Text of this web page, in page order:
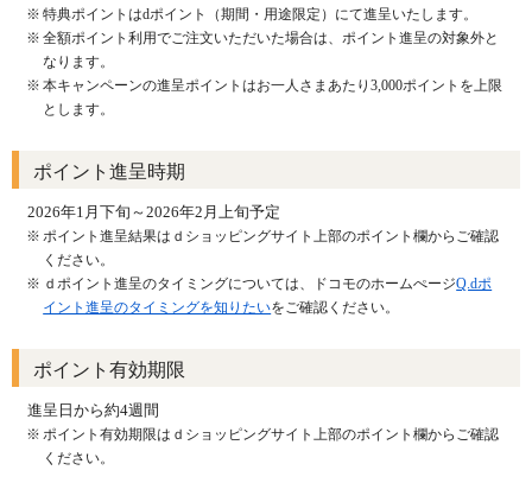
特典ポイントはdポイント（期間・用途限定）にて進呈いたします。
全額ポイント利用でご注文いただいた場合は、ポイント進呈の対象外と
なります。
本キャンペーンの進呈ポイントはお一人さまあたり3,000ポイントを上限
とします。
ポイント進呈時期
2026年1月下旬～2026年2月上旬予定
ポイント進呈結果はｄショッピングサイト上部のポイント欄からご確認
ください。
ｄポイント進呈のタイミングについては、ドコモのホームぺージQ.dポ
イント進呈のタイミングを知りたいをご確認ください。
ポイント有効期限
進呈日から約4週間
ポイント有効期限はｄショッピングサイト上部のポイント欄からご確認
ください。